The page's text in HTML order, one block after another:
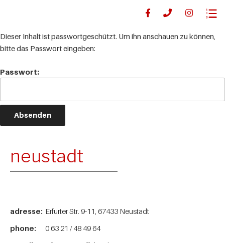
Dieser Inhalt ist passwortgeschützt. Um ihn anschauen zu können,
bitte das Passwort eingeben:
Passwort:
neustadt
adresse: Erfurter Str. 9-11, 67433 Neustadt
phone:
0 63 21 / 48 49 64